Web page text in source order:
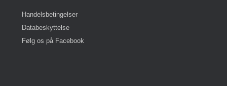
Handelsbetingelser
Databeskyttelse
Følg os på Facebook